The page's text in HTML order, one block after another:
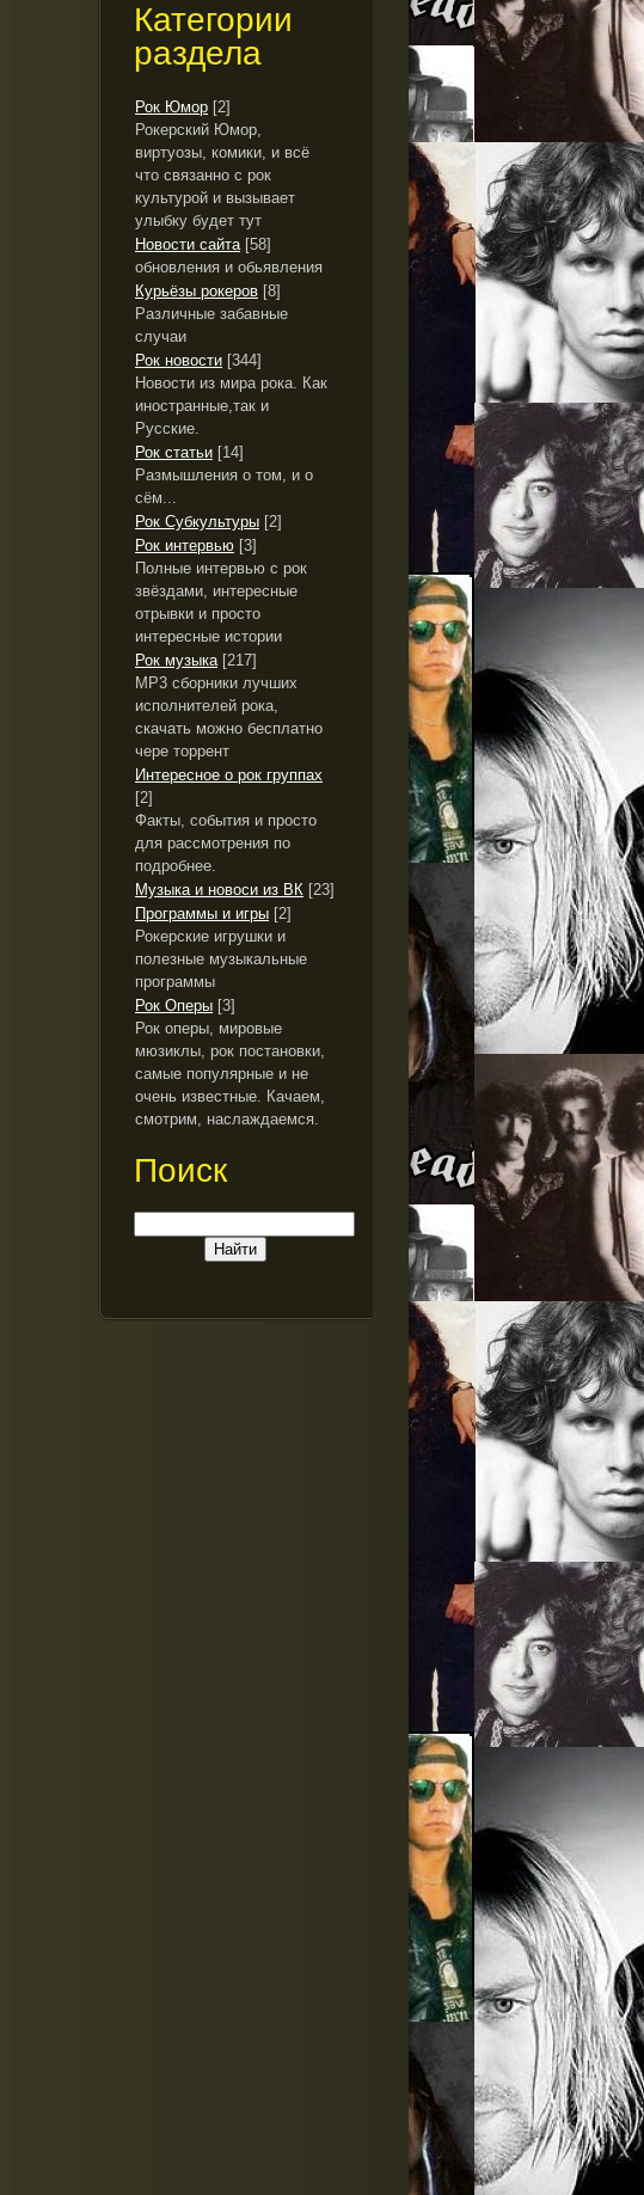
Категории
раздела
Рок Юмор [2]
Рокерский Юмор,
виртуозы, комики, и всё
что связанно с рок
культурой и вызывает
улыбку будет тут
Новости сайта [58]
обновления и обьявления
Курьёзы рокеров [8]
Различные забавные
случаи
Рок новости [344]
Новости из мира рока. Как
иностранные,так и
Русские.
Рок статьи [14]
Размышления о том, и о
сём...
Рок Субкультуры [2]
Рок интервью [3]
Полные интервью с рок
звёздами, интересные
отрывки и просто
интересные истории
Рок музыка [217]
MP3 сборники лучших
исполнителей рока,
скачать можно бесплатно
чере торрент
Интересное о рок группах
[2]
Факты, события и просто
для рассмотрения по
подробнее.
Музыка и новоси из ВК [23]
Программы и игры [2]
Рокерские игрушки и
полезные музыкальные
программы
Рок Оперы [3]
Рок оперы, мировые
мюзиклы, рок постановки,
самые популярные и не
очень известные. Качаем,
смотрим, наслаждаемся.
Поиск